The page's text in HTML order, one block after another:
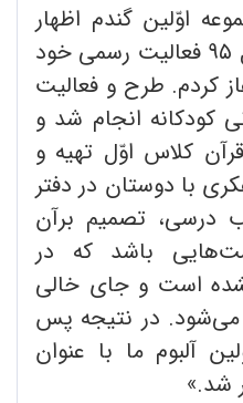
اوّلین گندم اظهار
داشت: «در تابستان سال ۹۵ فعالیت رسمی خود
کردم. طرح و فعالیت
کودکانه انجام شد و
کلاس اوّل تهیه و
با دوستان در دفتر
درسی، تصمیم برآن
باشد که در
‌است و جای خالی
در نتیجه پس
آلبوم ما با عنوان
شد.»